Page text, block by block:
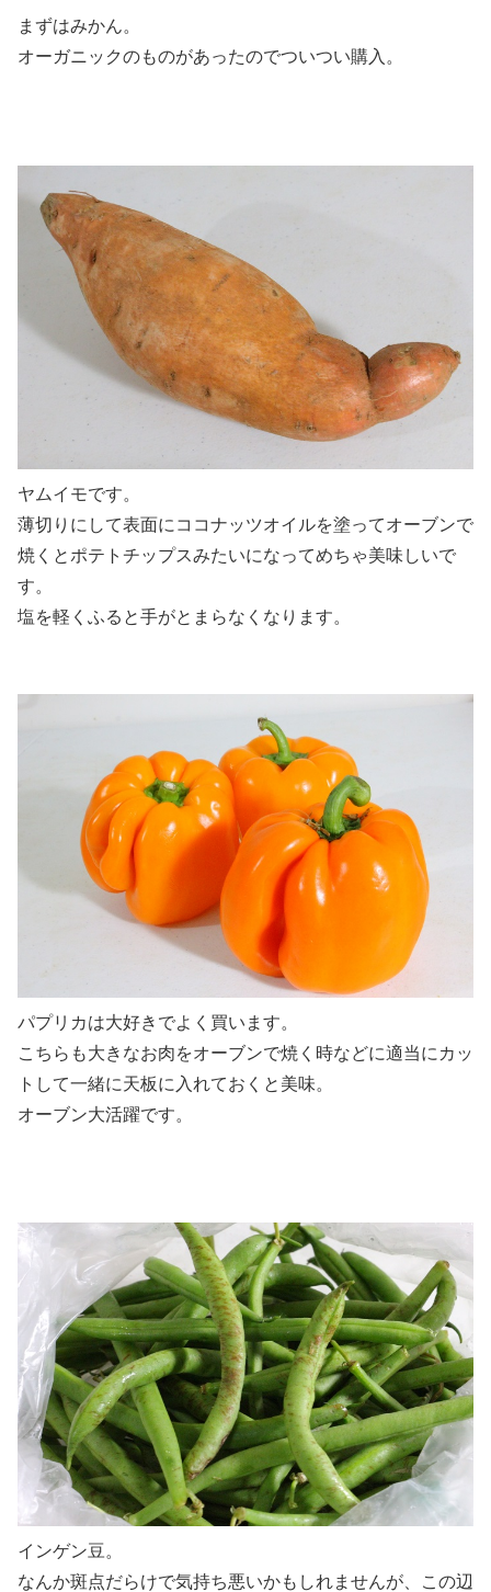
まずはみかん。
オーガニックのものがあったのでついつい購入。
ヤムイモです。
薄切りにして表面にココナッツオイルを塗ってオーブンで
焼くとポテトチップスみたいになってめちゃ美味しいで
す。
塩を軽くふると手がとまらなくなります。
パプリカは大好きでよく買います。
こちらも大きなお肉をオーブンで焼く時などに適当にカッ
トして一緒に天板に入れておくと美味。
オーブン大活躍です。
インゲン豆。
なんか斑点だらけで気持ち悪いかもしれませんが、この辺